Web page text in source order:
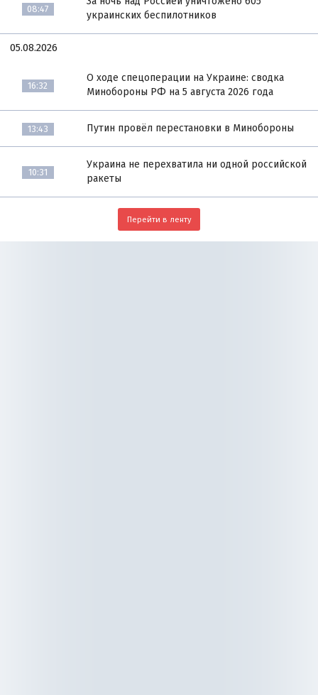
08:47
украинских беспилотников
05.08.2026
16:32
О ходе спецоперации на Украине: сводка
Минобороны РФ на 5 августа 2026 года
13:43 Путин провёл перестановки в Минобороны
10:31
Украина не перехватила ни одной российской
ракеты
Перейти в ленту